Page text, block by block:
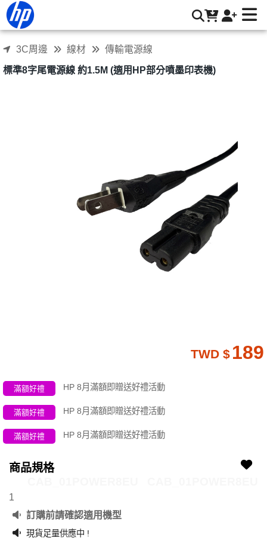
標準8字頭電源線 約1.5M (適用HP部分噴墨印表機) | HP® 惠普
3C周邊 線材 傳輸電源線
標準8字尾電源線 約1.5M (適用HP部分噴墨印表機)
189
TWD $
滿額好禮 HP 8月滿額即贈送好禮活動
滿額好禮 HP 8月滿額即贈送好禮活動
滿額好禮 HP 8月滿額即贈送好禮活動
商品規格
1
訂購前請確認適用機型
現貨足量供應中 !